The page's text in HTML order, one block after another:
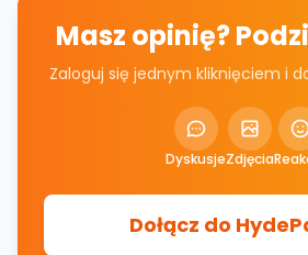
Masz opinię?
Zaloguj się jednym kliknięciem i
DyskusjeZdjęcia
Dołącz do